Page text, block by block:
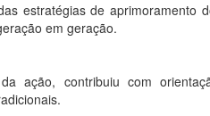
estratégias de
em geração.
ação, contribuiu com